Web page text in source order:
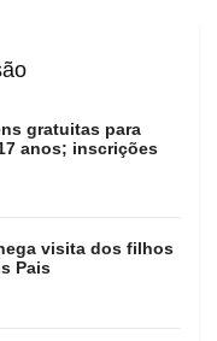
gratuitas para
anos; inscrições
visita dos filhos
Pais